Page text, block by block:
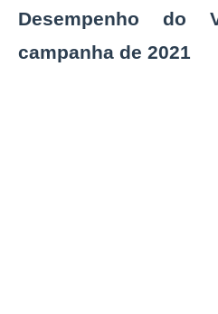
Desempenho do
campanha de 2021